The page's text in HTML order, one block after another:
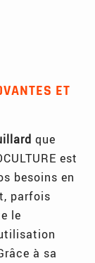
ET
que
est
besoins en
parfois
le
à sa